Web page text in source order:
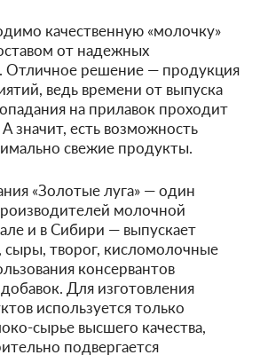
качественную «молочку»
от надежных
Отличное решение — продукция
ведь времени от выпуска
на прилавок проходит
значит, есть возможность
свежие продукты.
«Золотые луга» — один
молочной
и в Сибири — выпускает
сыры, творог, кисломолочные
консервантов
Для изготовления
используется только
сырье высшего качества,
подвергается